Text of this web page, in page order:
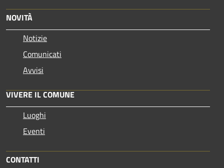
NOVITÀ
Notizie
Comunicati
Avvisi
VIVERE IL COMUNE
Luoghi
Eventi
CONTATTI